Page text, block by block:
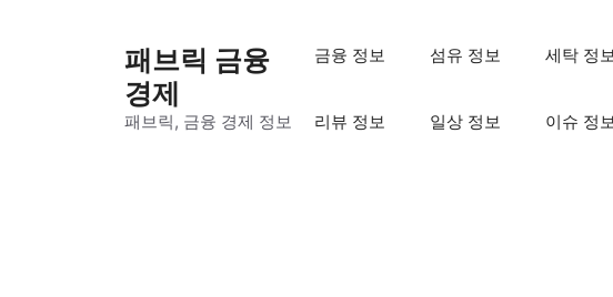
패브릭 금융
경제
패브릭, 금융 경제 정보
금융 정보 섬유 정보 세탁 정
리뷰 정보 일상 정보 이슈 정